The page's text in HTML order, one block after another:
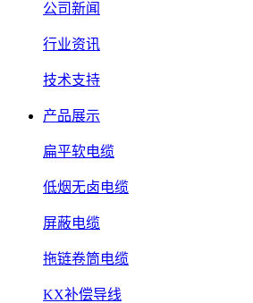
公司新闻
行业资讯
技术支持
产品展示
扁平软电缆
低烟无卤电缆
屏蔽电缆
拖链卷筒电缆
KX补偿导线